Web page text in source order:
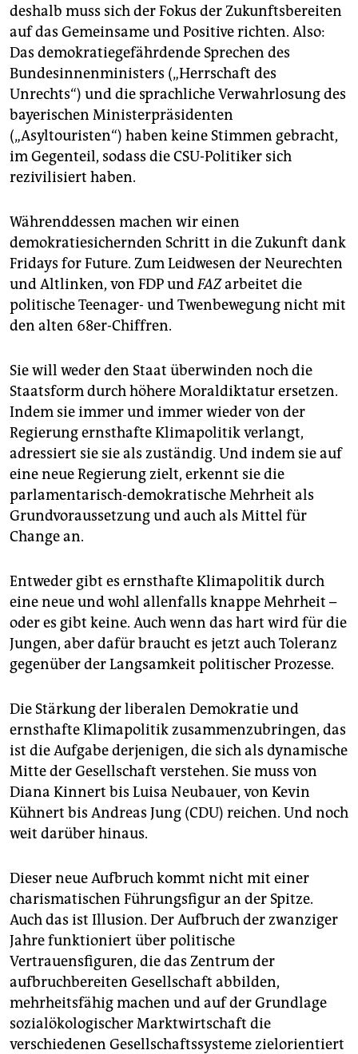
deshalb muss sich der Fokus der Zukunftsbereiten
auf das Gemeinsame und Positive richten. Also:
Das demokratiegefährdende Sprechen des
Bundesinnenministers („Herrschaft des
Unrechts“) und die sprachliche Verwahrlosung des
bayerischen Ministerpräsidenten
(„Asyltouristen“) haben keine Stimmen gebracht,
im Gegenteil, sodass die CSU-Politiker sich
rezivilisiert haben.
Währenddessen machen wir einen
demokratiesichernden Schritt in die Zukunft dank
Fridays for Future. Zum Leidwesen der Neurechten
und Altlinken, von FDP undFAZarbeitet die
politische Teenager- und Twenbewegung nicht mit
den alten 68er-Chiffren.
Sie will weder den Staat überwinden noch die
Staatsform durch höhere Moraldiktatur ersetzen.
Indem sie immer und immer wieder von der
Regierung ernsthafte Klimapolitik verlangt,
adressiert sie sie als zuständig. Und indem sie auf
eine neue Regierung zielt, erkennt sie die
parlamentarisch-demokratische Mehrheit als
Grundvoraussetzung und auch als Mittel für
Change an.
Entweder gibt es ernsthafte Klimapolitik durch
eine neue und wohl allenfalls knappe Mehrheit –
oder es gibt keine. Auch wenn das hart wird für die
Jungen, aber dafür braucht es jetzt auch Toleranz
gegenüber der Langsamkeit politischer Prozesse.
Die Stärkung der liberalen Demokratie und
ernsthafte Klimapolitik zusammenzubringen, das
ist die Aufgabe derjenigen, die sich als dynamische
Mitte der Gesellschaft verstehen. Sie muss von
Diana Kinnert bis Luisa Neubauer, von Kevin
Kühnert bis Andreas Jung (CDU) reichen. Und noch
weit darüber hinaus.
Dieser neue Aufbruch kommt nicht mit einer
charismatischen Führungsfigur an der Spitze.
Auch das ist Illusion. Der Aufbruch der zwanziger
Jahre funktioniert über politische
Vertrauensfiguren, die das Zen­trum der
aufbruchbereiten Gesellschaft abbilden,
mehrheitsfähig machen und auf der Grundlage
sozialökologischer Marktwirtschaft die
verschiedenen Gesellschaftssysteme zielorientiert